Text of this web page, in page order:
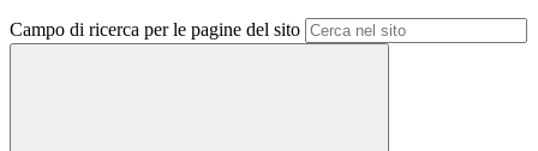
Campo di ricerca per le pagine del sito